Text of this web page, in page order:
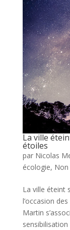
La ville
étoiles
par Nicolas
écologie, Non
La ville éteint
l’occasion
Martin